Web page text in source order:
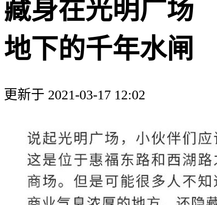
藏身在光明广场
地下的千年水闸
更新于 2021-03-17 12:02